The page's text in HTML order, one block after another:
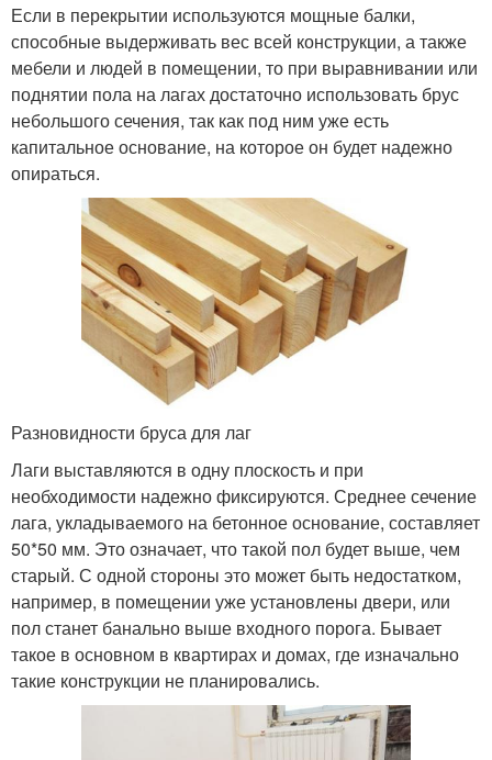
Если в перекрытии используются мощные балки,
способные выдерживать вес всей конструкции, а также
мебели и людей в помещении, то при выравнивании или
поднятии пола на лагах достаточно использовать брус
небольшого сечения, так как под ним уже есть
капитальное основание, на которое он будет надежно
опираться.
Разновидности бруса для лаг
Лаги выставляются в одну плоскость и при
необходимости надежно фиксируются. Среднее сечение
лага, укладываемого на бетонное основание, составляет
50*50 мм. Это означает, что такой пол будет выше, чем
старый. С одной стороны это может быть недостатком,
например, в помещении уже установлены двери, или
пол станет банально выше входного порога. Бывает
такое в основном в квартирах и домах, где изначально
такие конструкции не планировались.